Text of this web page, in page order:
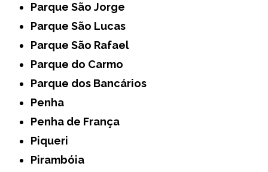
Parque São Jorge
Parque São Lucas
Parque São Rafael
Parque do Carmo
Parque dos Bancários
Penha
Penha de França
Piqueri
Pirambóia